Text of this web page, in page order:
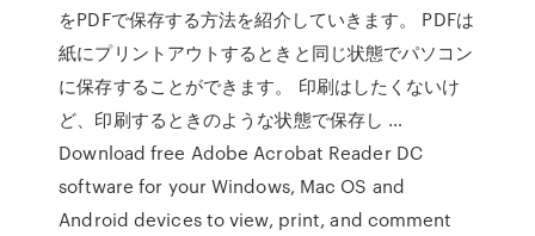
をPDFで保存する方法を紹介していきます。 PDFは
紙にプリントアウトするときと同じ状態でパソコン
に保存することができます。 印刷はしたくないけ
ど、印刷するときのような状態で保存し …
Download free Adobe Acrobat Reader DC
software for your Windows, Mac OS and
Android devices to view, print, and comment